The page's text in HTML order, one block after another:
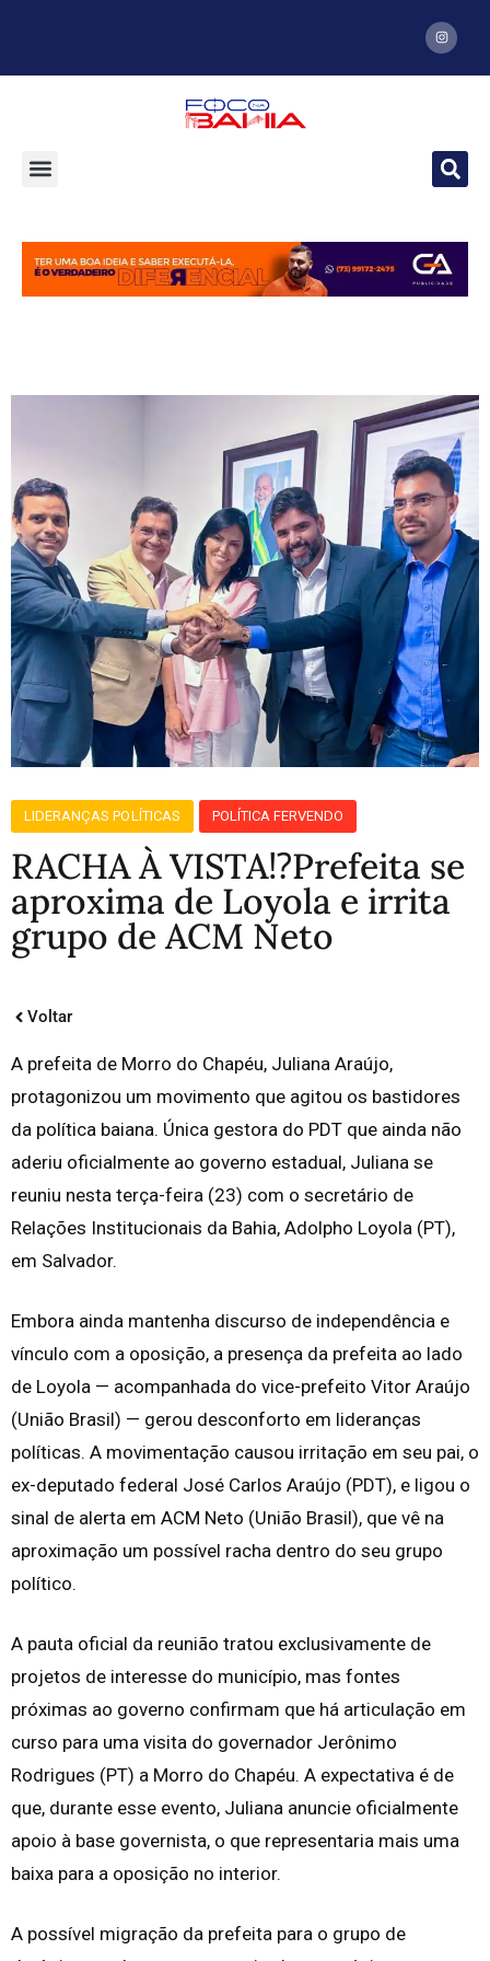
LIDERANÇAS POLÍTICAS POLÍTICA FERVENDO
RACHA À VISTA⁉️Prefeita se
aproxima de Loyola e irrita
grupo de ACM Neto
Voltar
A prefeita de Morro do Chapéu, Juliana Araújo,
protagonizou um movimento que agitou os bastidores
da política baiana. Única gestora do PDT que ainda não
aderiu oficialmente ao governo estadual, Juliana se
reuniu nesta terça-feira (23) com o secretário de
Relações Institucionais da Bahia, Adolpho Loyola (PT),
em Salvador.
Embora ainda mantenha discurso de independência e
vínculo com a oposição, a presença da prefeita ao lado
de Loyola — acompanhada do vice-prefeito Vitor Araújo
(União Brasil) — gerou desconforto em lideranças
políticas. A movimentação causou irritação em seu pai, o
ex-deputado federal José Carlos Araújo (PDT), e ligou o
sinal de alerta em ACM Neto (União Brasil), que vê na
aproximação um possível racha dentro do seu grupo
político.
A pauta oficial da reunião tratou exclusivamente de
projetos de interesse do município, mas fontes
próximas ao governo confirmam que há articulação em
curso para uma visita do governador Jerônimo
Rodrigues (PT) a Morro do Chapéu. A expectativa é de
que, durante esse evento, Juliana anuncie oficialmente
apoio à base governista, o que representaria mais uma
baixa para a oposição no interior.
A possível migração da prefeita para o grupo de